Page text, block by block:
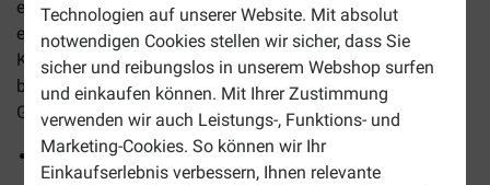
Technologien auf unserer Website. Mit absolut
notwendigen Cookies stellen wir sicher, dass Sie
sicher und reibungslos in unserem Webshop surfen
und einkaufen können. Mit Ihrer Zustimmung
verwenden wir auch Leistungs-, Funktions- und
Marketing-Cookies. So können wir Ihr
Einkaufserlebnis verbessern, Ihnen relevante
erwachsene und ältere Katzen mit Verdauungsproblemen,
etwa bei Durchfall oder Erbrechen. Durch den moderaten
Kaloriengehalt eignet sich das Trockenfutter daher
besonders für Katzen, die schnell zunehmen oder ihr
Gewicht halten sollten.
Fördert eine gesunde Verdauung